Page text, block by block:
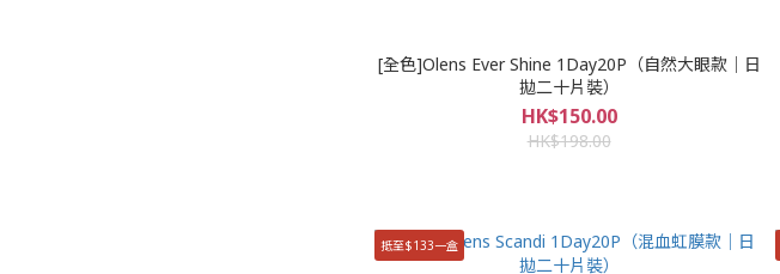
[全色]Olens Ever Shine 1Day20P（自然大眼款｜日
拋二十片裝）
HK$150.00
HK$198.00
抵至$133一盒